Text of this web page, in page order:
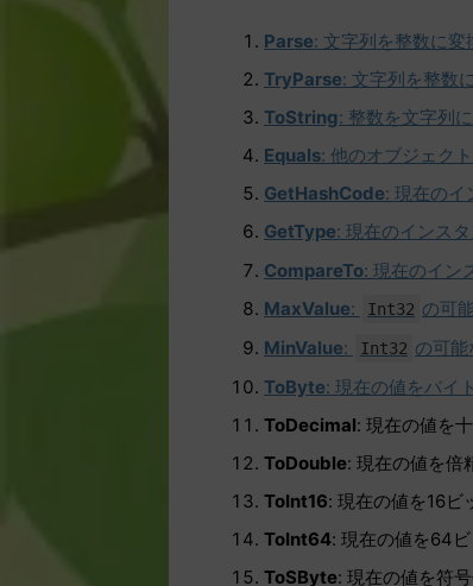
Parse: 文字列を整数に変
TryParse: 文字列を整数
ToString: 整数を文字列
Equals: 他のオブジェク
GetHashCode: 現在のイ
GetType: 現在のインス
CompareTo: 現在のイン
MaxValue: Int32 の可
MinValue: Int32 の可能
ToByte: 現在の値をバイ
ToDecimal: 現在の値を
ToDouble: 現在の値を倍
ToInt16: 現在の値を16ビ
ToInt64: 現在の値を64ビ
ToSByte: 現在の値を符